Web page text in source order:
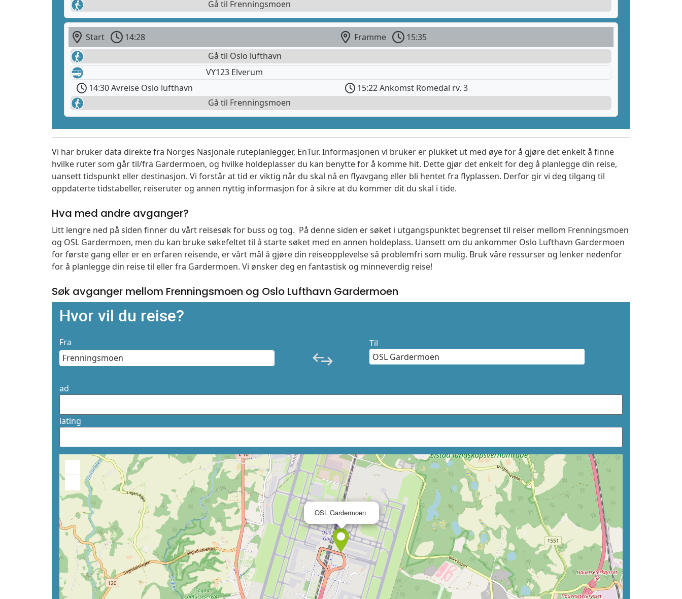
Gå til Frenningsmoen
Start 14:28 Framme
15:35
Gå til Oslo lufthavn
VY123 Elverum
14:30 Avreise Oslo lufthavn
15:22 Ankomst Romedal rv. 3
Gå til Frenningsmoen
Vi har bruker data direkte fra Norges Nasjonale ruteplanlegger, EnTur. Informasjonen vi bruker er plukket ut med øye for å gjøre det enkelt å finne
hvilke ruter som går til/fra Gardermoen, og hvilke holdeplasser du kan benytte for å komme hit. Dette gjør det enkelt for deg å planlegge din reise,
uansett tidspunkt eller destinasjon. Vi forstår at tid er viktig når du skal nå en flyavgang eller bli hentet fra flyplassen. Derfor gir vi deg tilgang til
oppdaterte tidstabeller, reiseruter og annen nyttig informasjon for å sikre at du kommer dit du skal i tide.
Hva med andre avganger?
Litt lengre ned på siden finner du vårt reisesøk for buss og tog. På denne siden er søket i utgangspunktet begrenset til reiser mellom Frenningsmoen
og OSL Gardermoen, men du kan bruke søkefeltet til å starte søket med en annen holdeplass. Uansett om du ankommer Oslo Lufthavn Gardermoen
for første gang eller er en erfaren reisende, er vårt mål å gjøre din reiseopplevelse så problemfri som mulig. Bruk våre ressurser og lenker nedenfor
for å planlegge din reise til eller fra Gardermoen. Vi ønsker deg en fantastisk og minneverdig reise!
Søk avganger mellom Frenningsmoen og Oslo Lufthavn Gardermoen
Hvor vil du reise?
Fra Til
ad
latlng
OSL Gardermoen